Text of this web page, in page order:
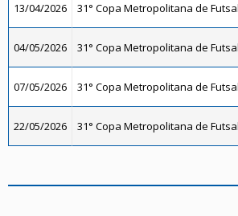
13/04/2026 31° Copa Metropolitana de
04/05/2026 31° Copa Metropolitana de
07/05/2026 31° Copa Metropolitana de
22/05/2026 31° Copa Metropolitana de